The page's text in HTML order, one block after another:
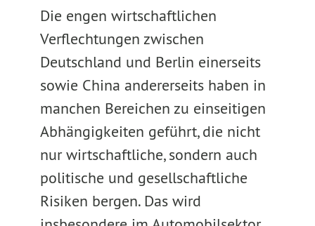
Die engen wirtschaftlichen
Verflechtungen zwischen
Deutschland und Berlin einerseits
sowie China andererseits haben in
manchen Bereichen zu einseitigen
Abhängigkeiten geführt, die nicht
nur wirtschaftliche, sondern auch
politische und gesellschaftliche
Risiken bergen. Das wird